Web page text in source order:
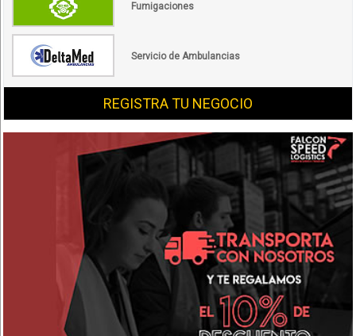
Fumigaciones
Servicio de Ambulancias
REGISTRA TU NEGOCIO